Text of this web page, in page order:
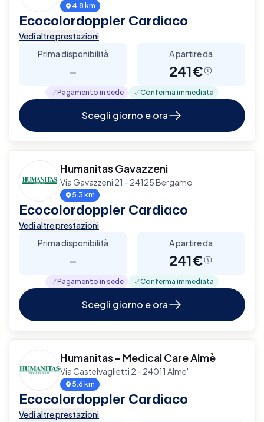
4.8 km
Ecocolordoppler Cardiaco
Vedi altre prestazioni
Prima disponibilità
-
A partire da
241€
Pagamento in sede Conferma immediata
Scegli giorno e ora
Humanitas Gavazzeni
Via Gavazzeni 21 - 24125 Bergamo
5.3 km
Ecocolordoppler Cardiaco
Vedi altre prestazioni
Prima disponibilità
-
A partire da
241€
Pagamento in sede Conferma immediata
Scegli giorno e ora
Humanitas - Medical Care Almè
Via Castelvaglietti 2 - 24011 Alme'
5.6 km
Ecocolordoppler Cardiaco
Vedi altre prestazioni